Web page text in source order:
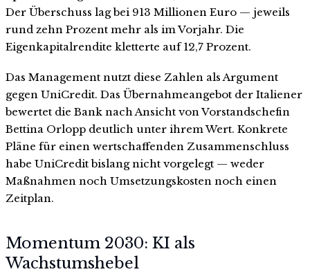
Der Überschuss lag bei 913 Millionen Euro — jeweils
rund zehn Prozent mehr als im Vorjahr. Die
Eigenkapitalrendite kletterte auf 12,7 Prozent.
Das Management nutzt diese Zahlen als Argument
gegen UniCredit. Das Übernahmeangebot der Italiener
bewertet die Bank nach Ansicht von Vorstandschefin
Bettina Orlopp deutlich unter ihrem Wert. Konkrete
Pläne für einen wertschaffenden Zusammenschluss
habe UniCredit bislang nicht vorgelegt — weder
Maßnahmen noch Umsetzungskosten noch einen
Zeitplan.
Momentum 2030: KI als
Wachstumshebel